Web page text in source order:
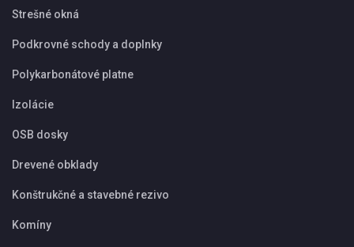
Strešné okná
Podkrovné schody a doplnky
Polykarbonátové platne
Izolácie
OSB dosky
Drevené obklady
Konštrukčné a stavebné rezivo
Komíny